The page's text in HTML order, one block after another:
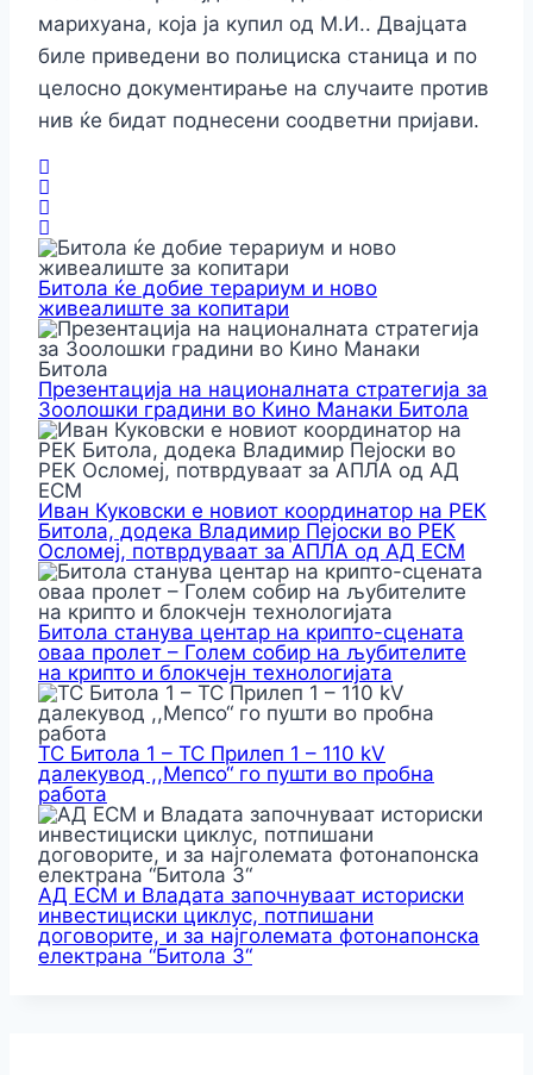
марихуана, која ја купил од М.И.. Двајцата
биле приведени во полициска станица и по
целосно документирање на случаите против
нив ќе бидат поднесени соодветни пријави.
Битола ќе добие терариум и ново
живеалиште за копитари
Презентација на националната стратегија за
Зоолошки градини во Кино Манаки Битола
Иван Куковски е новиот координатор на РЕК
Битола, додека Владимир Пејоски во РЕК
Осломеј, потврдуваат за АПЛА од АД ЕСМ
Битола станува центар на крипто-сцената
оваа пролет – Голем собир на љубителите
на крипто и блокчејн технологијата
ТС Битола 1 – ТС Прилеп 1 – 110 kV
далекувод ,,Мепсо“ го пушти во пробна
работа
АД ЕСМ и Владата започнуваат историски
инвестициски циклус, потпишани
договорите, и за најголемата фотонапонска
електрана “Битола 3“